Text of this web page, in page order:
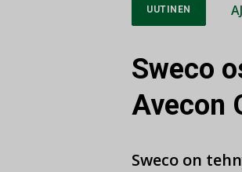
UUTINEN
Sweco
Avecon
Sweco on